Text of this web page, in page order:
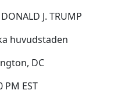
J. TRUMP
huvudstaden
DC
PM EST